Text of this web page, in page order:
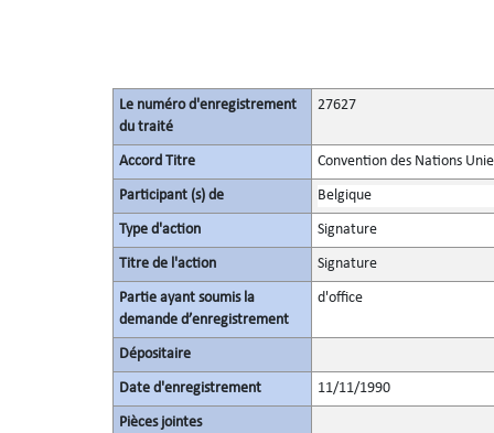
Le numéro d'enregistrement
du traité
27627
Accord Titre Convention des Nations
Participant (s) de Belgique
Type d'action Signature
Titre de l'action Signature
Partie ayant soumis la
demande d’enregistrement
d'office
Dépositaire
Date d'enregistrement 11/11/1990
Pièces jointes